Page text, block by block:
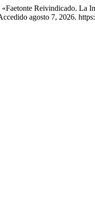
Reivindicado. La
agosto 7, 2026.